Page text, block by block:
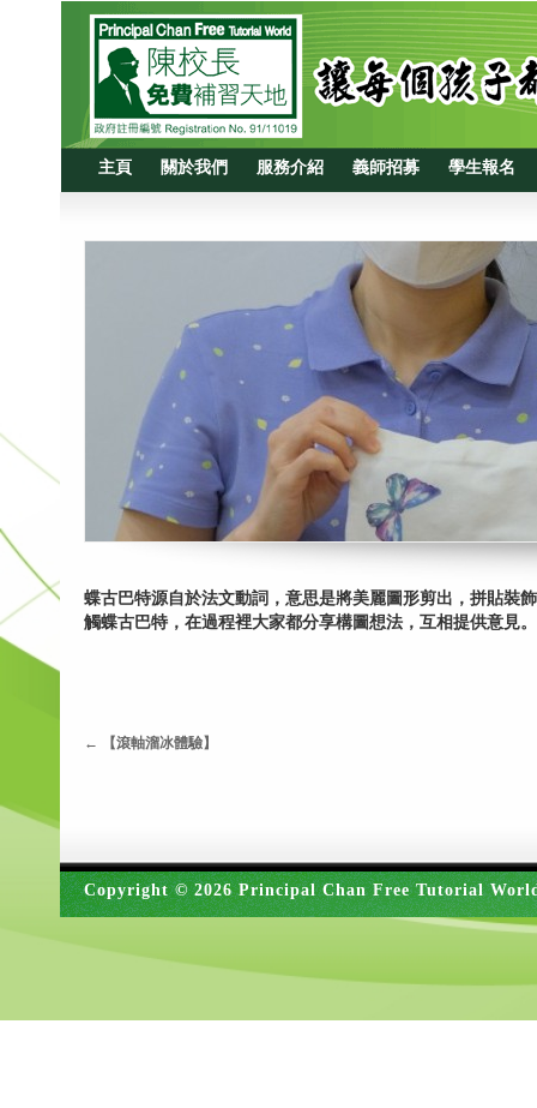
主頁 關於我們 服務介紹 義師招募 學生報名
蝶古巴特源自於法文動詞，意思是將美麗圖形剪出，拼貼裝
觸蝶古巴特，在過程裡大家都分享構圖想法，互相提供意見。
← 【滾軸溜冰體驗】
Copyright © 2026 Principal Chan Free Tutorial